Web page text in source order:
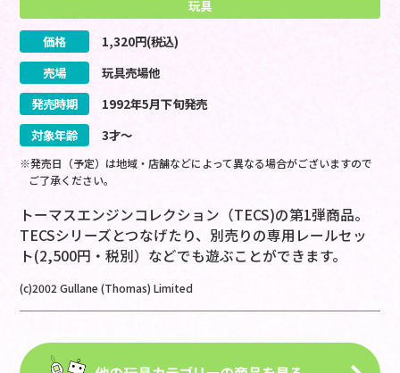
玩具
価格 1,320円(税込)
売場
玩具売場他
発売時期
1992年5月下旬発売
対象年齢
3才～
※発売日（予定）は地域・店舗などによって異なる場合がございますので
ご了承ください。
トーマスエンジンコレクション（TECS)の第1弾商品。
TECSシリーズとつなげたり、別売りの専用レールセッ
ト(2,500円・税別）などでも遊ぶことができます。
(c)2002 Gullane (Thomas) Limited